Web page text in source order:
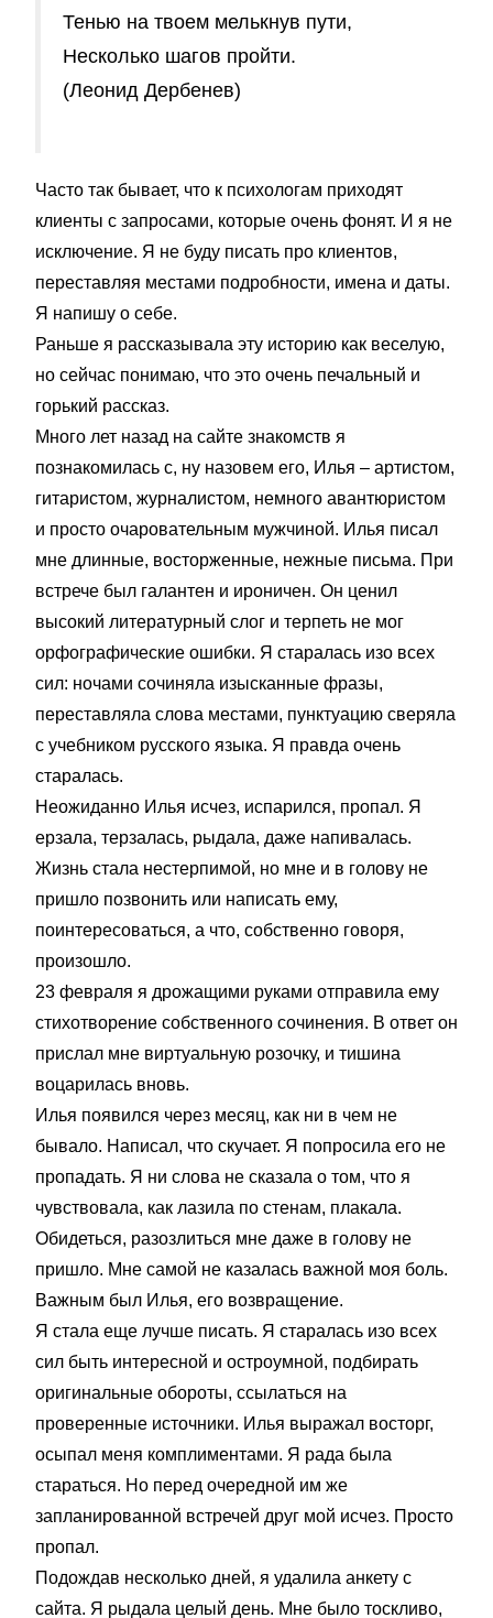
Тенью на твоем мелькнув пути,
Несколько шагов пройти.
(Леонид Дербенев)
Часто так бывает, что к психологам приходят
клиенты с запросами, которые очень фонят. И я не
исключение. Я не буду писать про клиентов,
переставляя местами подробности, имена и даты.
Я напишу о себе.
Раньше я рассказывала эту историю как веселую,
но сейчас понимаю, что это очень печальный и
горький рассказ.
Много лет назад на сайте знакомств я
познакомилась с, ну назовем его, Илья – артистом,
гитаристом, журналистом, немного авантюристом
и просто очаровательным мужчиной. Илья писал
мне длинные, восторженные, нежные письма. При
встрече был галантен и ироничен. Он ценил
высокий литературный слог и терпеть не мог
орфографические ошибки. Я старалась изо всех
сил: ночами сочиняла изысканные фразы,
переставляла слова местами, пунктуацию сверяла
с учебником русского языка. Я правда очень
старалась.
Неожиданно Илья исчез, испарился, пропал. Я
ерзала, терзалась, рыдала, даже напивалась.
Жизнь стала нестерпимой, но мне и в голову не
пришло позвонить или написать ему,
поинтересоваться, а что, собственно говоря,
произошло.
23 февраля я дрожащими руками отправила ему
стихотворение собственного сочинения. В ответ он
прислал мне виртуальную розочку, и тишина
воцарилась вновь.
Илья появился через месяц, как ни в чем не
бывало. Написал, что скучает. Я попросила его не
пропадать. Я ни слова не сказала о том, что я
чувствовала, как лазила по стенам, плакала.
Обидеться, разозлиться мне даже в голову не
пришло. Мне самой не казалась важной моя боль.
Важным был Илья, его возвращение.
Я стала еще лучше писать. Я старалась изо всех
сил быть интересной и остроумной, подбирать
оригинальные обороты, ссылаться на
проверенные источники. Илья выражал восторг,
осыпал меня комплиментами. Я рада была
стараться. Но перед очередной им же
запланированной встречей друг мой исчез. Просто
пропал.
Подождав несколько дней, я удалила анкету с
сайта. Я рыдала целый день. Мне было тоскливо,